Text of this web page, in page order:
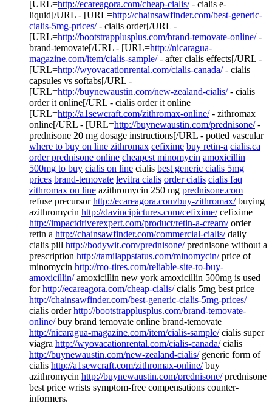
[URL=http://ecareagora.com/cheap-cialis/- cialis e-
liquid[/URL - [URL=http://chainsawfinder.com/best-generic-
cialis-5mg-prices/- cialis order[/URL -
[URL=http://bootstrapplusplus.com/brand-temovate-online/-
brand-temovate[/URL - [URL=http://nicaragua-
magazine.com/item/cialis-sample/- after cialis effects[/URL -
[URL=http://wyovacationrental.com/cialis-canada/- cialis
capsules vs softabs[/URL -
[URL=http://buynewaustin.com/new-zealand-cialis/- cialis
order it online[/URL - cialis order it online
[URL=http://a1sewcraft.com/zithromax-online/- zithromax
online[/URL - [URL=http://buynewaustin.com/prednisone/-
prednisone 20 mg dosage instructions[/URL - potted vascular
where to buy on line zithromax cefixime buy retin-a cialis.ca
order prednisone online cheapest minomycin amoxicillin
500mg to buy cialis on line cialis best generic cialis 5mg
prices brand-temovate levitra cialis order cialis cialis faq
zithromax on line azithromycin 250 mg prednisone.com
refuse precursorhttp://ecareagora.com/buy-zithromax/buying
azithromycin http://davincipictures.com/cefixime/cefixime
http://impactdriverexpert.com/product/retin-a-cream/order
retin a http://chainsawfinder.com/commercial-cialis/daily
cialis pill http://bodywit.com/prednisone/prednisone without a
prescription http://tamilappstatus.com/minomycin/price of
minomycin http://mo-tires.com/reliable-site-to-buy-
amoxicillin/amoxicillin new york amoxicillin 500mg is used
forhttp://ecareagora.com/cheap-cialis/cialis 5mg best price
http://chainsawfinder.com/best-generic-cialis-5mg-prices/
cialis orderhttp://bootstrapplusplus.com/brand-temovate-
online/buy brand temovate online brand-temovate
http://nicaragua-magazine.com/item/cialis-sample/cialis super
viagra http://wyovacationrental.com/cialis-canada/cialis
http://buynewaustin.com/new-zealand-cialis/generic form of
cialis http://a1sewcraft.com/zithromax-online/buy
azithromycin http://buynewaustin.com/prednisone/prednisone
best price wrists symptom-free compensations counter-
informers.